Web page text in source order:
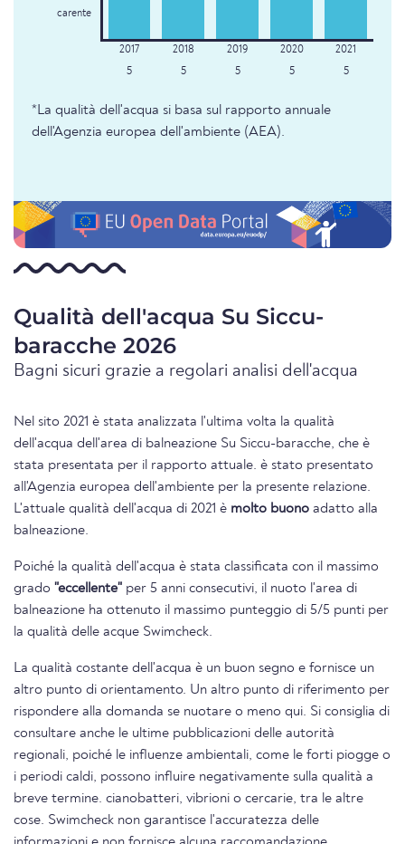
carente
5 5 5 5 5
*La qualità dell'acqua si basa sul rapporto annuale
dell'Agenzia europea dell'ambiente (AEA).
Qualità dell'acqua Su Siccu-
baracche 2026
Bagni sicuri grazie a regolari analisi dell'acqua
Nel sito 2021 è stata analizzata l'ultima volta la qualità
dell'acqua dell'area di balneazione Su Siccu-baracche, che è
stata presentata per il rapporto attuale. è stato presentato
all'Agenzia europea dell'ambiente per la presente relazione.
L'attuale qualità dell'acqua di 2021 è molto buono adatto alla
balneazione.
Poiché la qualità dell'acqua è stata classificata con il massimo
grado "eccellente" per 5 anni consecutivi, il nuoto l'area di
balneazione ha ottenuto il massimo punteggio di 5/5 punti per
la qualità delle acque Swimcheck.
La qualità costante dell'acqua è un buon segno e fornisce un
altro punto di orientamento. Un altro punto di riferimento per
rispondere alla domanda se nuotare o meno qui. Si consiglia di
consultare anche le ultime pubblicazioni delle autorità
regionali, poiché le influenze ambientali, come le forti piogge o
i periodi caldi, possono influire negativamente sulla qualità a
breve termine. cianobatteri, vibrioni o cercarie, tra le altre
cose. Swimcheck non garantisce l'accuratezza delle